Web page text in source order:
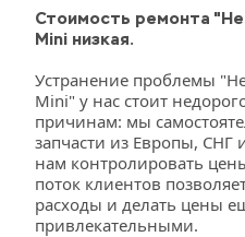
Стоимость ремонта
Mini низкая.
Устранение проблемы
Mini" у нас стоит
причинам: мы
запчасти из Европы, СНГ
нам контролировать
поток клиентов
расходы и делать цены
привлекательными.